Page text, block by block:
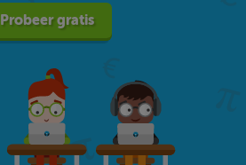
Probeer gratis